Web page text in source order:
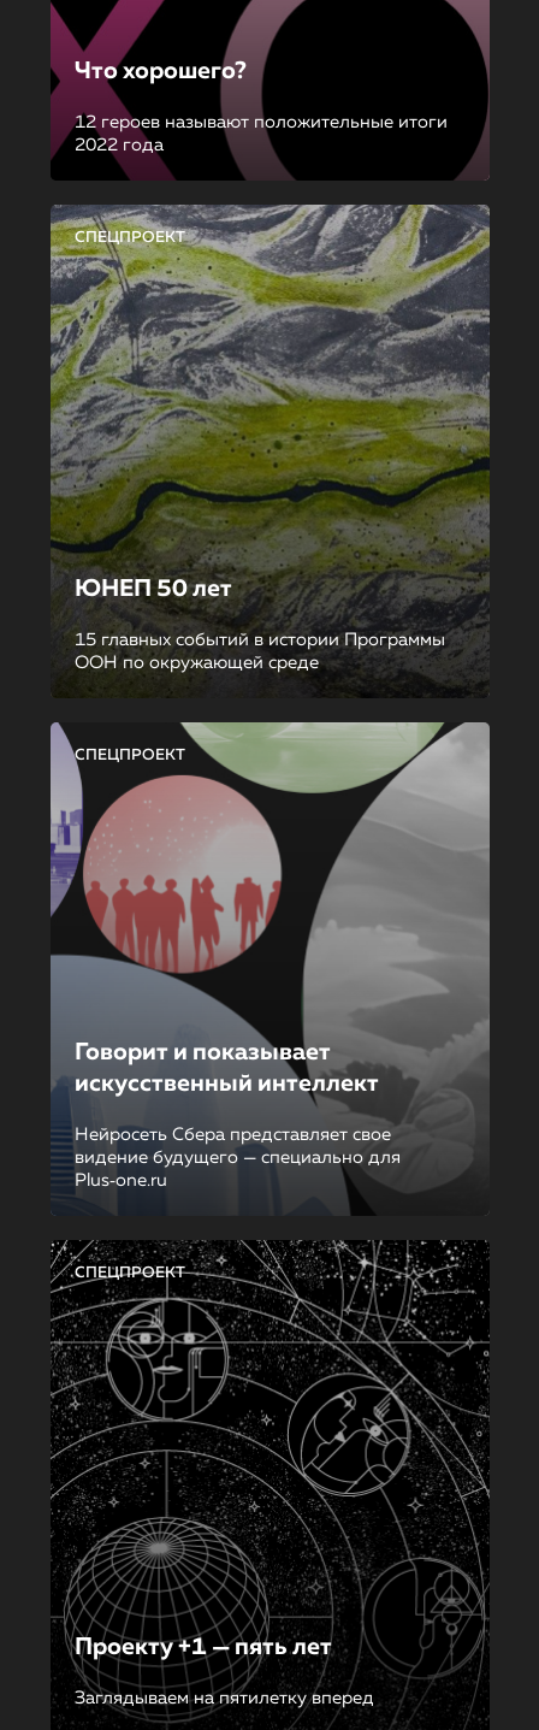
Что хорошего?
12 героев называют положительные итоги
2022 года
СПЕЦПРОЕКТ
ЮНЕП 50 лет
15 главных событий в истории Программы
ООН по окружающей среде
СПЕЦПРОЕКТ
Говорит и показывает
искусственный интеллект
Нейросеть Сбера представляет свое
видение будущего — специально для
Plus‑one.ru
СПЕЦПРОЕКТ
Проекту +1 — пять лет
Заглядываем на пятилетку вперед